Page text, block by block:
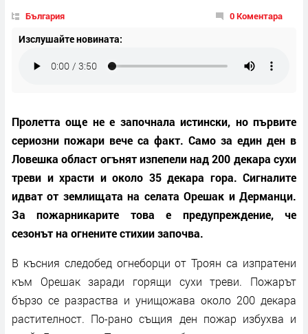
България 0 Коментара
Изслушайте новината:
Пролетта още не е започнала истински, но първите
сериозни пожари вече са факт. Само за един ден в
Ловешка област огънят изпепели над 200 декара сухи
треви и храсти и около 35 декара гора. Сигналите
идват от землищата на селата Орешак и Дерманци.
За пожарникарите това е предупреждение, че
сезонът на огнените стихии започва.
В късния следобед огнеборци от Троян са изпратени
към Орешак заради горящи сухи треви. Пожарът
бързо се разраства и унищожава около 200 декара
растителност. По-рано същия ден пожар избухва и